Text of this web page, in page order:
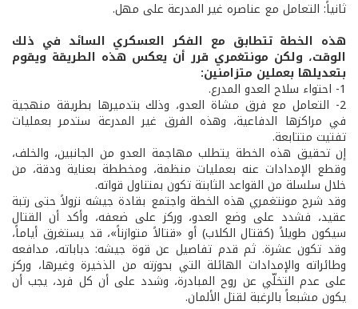
ثانياً: التعامل مع عناصره غير المدرعة على مهل.
هذه الخطة تتطابق مع الفكر العسكري السائد في ذلك
الوقت، ولكن مونتغمري قرر أن يعكس هذه الطريقة ويقوم
بتعديلها بعملين متزامنين:
1- احتواء سلاح العدو المدرع.
2- التعامل مع فرق مشاة العدو، وذلك بتدميرها بطريقة منهجية
في مراكزها الدفاعية، وهذه الفرق غير المدرعة ستدمر بعمليات
تفتيت متتابعة.
إن تحقيق هذه الخطة يتطلب مهاجمة العدو من الجانبين، والخلف،
وقطع الإمدادات عنه بعمليات منظمة، ومخططة بعناية ودقة، من
خلال سلسلة من القواعد الثابتة تكون بمتناول قواته.
وقد شرح مونتغمري هذه الخطة واجتمع بقادة جيشه نزولاً حتى رتبة
عقيد، فشدد على وضع العدو، وركز على ضعفه، وأكد أن القتال
سيكون طويلاً (كقتال الكلاب) أو «قتالاً متوازناً»، قد يستغرق أياماً،
وقد تكون عشرة. ثم قدم تفاصيل عن قوة جيشه: دباباته، مدافعه
وطائراته والإمدادات الهائلة التي بحوزته من الذخيرة وغيرها، وركز
على عدم التخلّي عن روح المبادرة، وشدد على أن كل فرد، يجب أن
يكون مشبعاً بالرغبة لقتل الألمان.